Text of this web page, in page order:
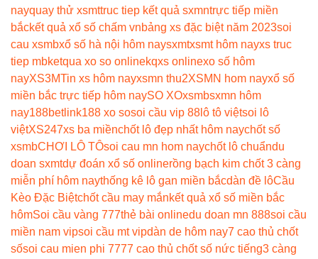
nayquay thử xsmttruc tiep kết quả sxmntrực tiếp miền
bắckết quả xổ số chấm vnbảng xs đặc biệt năm 2023soi
cau xsmbxổ số hà nội hôm naysxmtxsmt hôm nayxs truc
tiep mbketqua xo so onlinekqxs onlinexo số hôm
nayXS3MTin xs hôm nayxsmn thu2XSMN hom nayxổ số
miền bắc trực tiếp hôm naySO XOxsmbsxmn hôm
nay188betlink188 xo sosoi cầu vip 88 lô tô việtsoi lô
việtXS247xs ba miềnchốt lô đẹp nhất hôm naychốt số
xsmbCHƠI LÔ TÔsoi cau mn hom naychốt lô chuẩndu
doan sxmtdự đoán xổ số onlinerồng bạch kim chốt 3 càng
miễn phí hôm naythống kê lô gan miền bắcdàn đề lôCầu
Kèo Đặc Biệtchốt cầu may mắnkết quả xổ số miền bắc
hômSoi cầu vàng 777thẻ bài onlinedu doan mn 888soi cầu
miền nam vipsoi cầu mt vipdàn de hôm nay7 cao thủ chốt
sốsoi cau mien phi 7777 cao thủ chốt số nức tiếng3 càng